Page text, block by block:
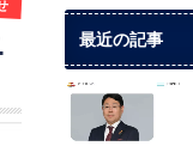
最近の記事